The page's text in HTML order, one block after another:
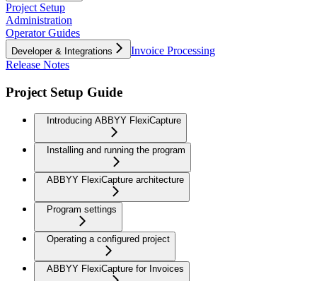
Project Setup
Administration
Operator Guides
Developer & Integrations
Invoice Processing
Release Notes
Project Setup Guide
Introducing ABBYY FlexiCapture
Installing and running the program
ABBYY FlexiCapture architecture
Program settings
Operating a configured project
ABBYY FlexiCapture for Invoices